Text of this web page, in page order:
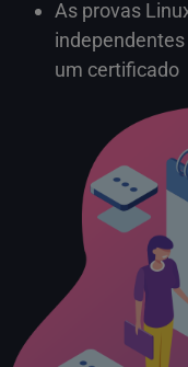
As provas
um certificado